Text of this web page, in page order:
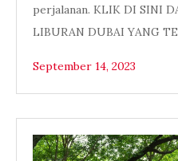
perjalanan. KLIK DI SINI
LIBURAN DUBAI YANG
September 14, 2023